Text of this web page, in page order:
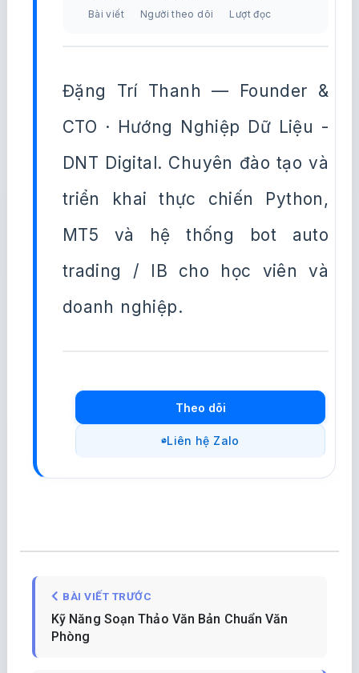
Bài viết Người theo dõi Lượt đọc
Đặng Trí Thanh — Founder &
CTO · Hướng Nghiệp Dữ Liệu -
DNT Digital. Chuyên đào tạo và
triển khai thực chiến Python,
MT5 và hệ thống bot auto
trading / IB cho học viên và
doanh nghiệp.
Theo dõi
Liên hệ Zalo
BÀI VIẾT TRƯỚC
Kỹ Năng Soạn Thảo Văn Bản Chuẩn Văn
Phòng